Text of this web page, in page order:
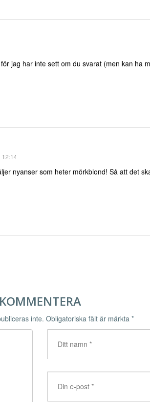
jag har inte sett om du svarat (men kan ha
12:14
nyanser som heter mörkblond! Så att det
KOMMENTERA
inte. Obligatoriska fält är märkta *